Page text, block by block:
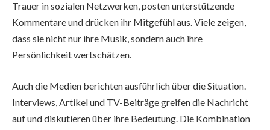
Trauer in sozialen Netzwerken, posten unterstützende
Kommentare und drücken ihr Mitgefühl aus. Viele zeigen,
dass sie nicht nur ihre Musik, sondern auch ihre
Persönlichkeit wertschätzen.
Auch die Medien berichten ausführlich über die Situation.
Interviews, Artikel und TV-Beiträge greifen die Nachricht
auf und diskutieren über ihre Bedeutung. Die Kombination